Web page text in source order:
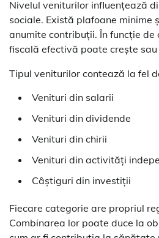
Nivelul veniturilor influențează
sociale. Există plafoane minime
anumite contribuții. În funcție
fiscală efectivă poate crește
Tipul veniturilor contează la fel
Venituri din salarii
Venituri din dividende
Venituri din chirii
Venituri din activități
Câștiguri din investiții
Fiecare categorie are propriul
Combinarea lor poate duce la